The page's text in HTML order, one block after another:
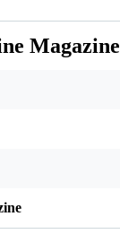
Magazine